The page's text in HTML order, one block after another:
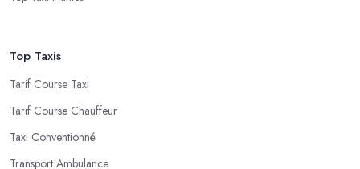
Top Taxis
Tarif Course Taxi
Tarif Course Chauffeur
Taxi Conventionné
Transport Ambulance